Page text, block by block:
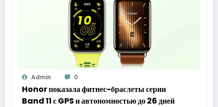
Admin 0
Honor показала фитнес-браслеты серии
Band 11 с GPS и автономностью до 26 дней